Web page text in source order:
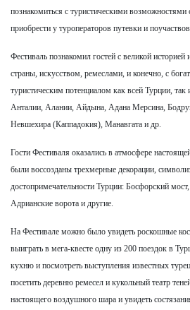
познакомиться с туристическими возможностями
приобрести у туроператоров путевки и
Фестиваль познакомил гостей с великой
страны, искусством, ремеслами, и конечно, с
туристическим потенциалом как всей Турции, так
Анталии, Алании, Айдына, Адана Мерсина,
Невшехира (Каппадокия), Манавгата и др.
Гости Фестиваля оказались в атмосфере
были воссозданы трехмерные декорации,
достопримечательности Турции: Босфорский
Адрианские ворота и другие.
На Фестивале можно было увидеть роскошные
выиграть в мега-квесте одну из 200 поездок в
кухню и посмотреть выступления известных
посетить деревню ремесел и кукольный театр
настоящего воздушного шара и увидеть